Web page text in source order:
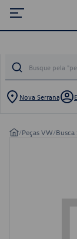
Nova Serrana
/Peças VW/